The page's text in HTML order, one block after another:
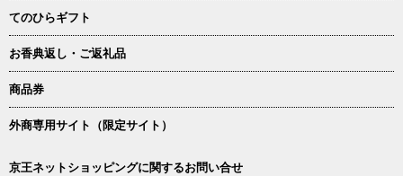
てのひらギフト
お香典返し・ご返礼品
商品券
外商専用サイト（限定サイト）
京王ネットショッピングに関するお問い合せ